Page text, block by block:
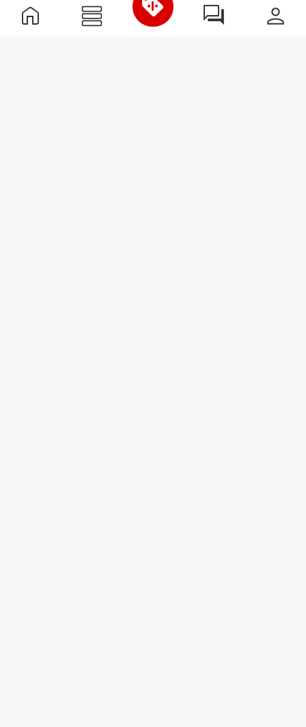
mit dem Kauf und kann sie nur empfehlen!
Siehe Original Weitere anzeigen